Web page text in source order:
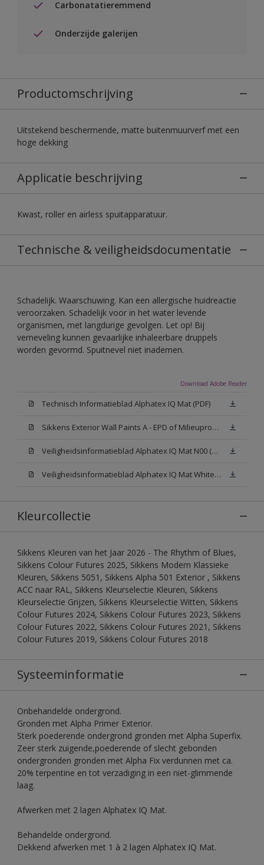
Carbonatatieremmend
Onderzijde galerijen
Productomschrijving
Uitstekend beschermende, matte buitenmuurverf met een
hoge dekking
Applicatie beschrijving
Kwast, roller en airless spuitapparatuur.
Technische & veiligheidsdocumentatie
Schadelijk. Waarschuwing. Kan een allergische huidreactie
veroorzaken. Schadelijk voor in het water levende
organismen, met langdurige gevolgen. Let op! Bij
verneveling kunnen gevaarlijke inhaleerbare druppels
worden gevormd. Spuitnevel niet inademen.
Download Adobe Reader
Technisch Informatieblad Alphatex IQ Mat (PDF)
Sikkens Exterior Wall Paints A - EPD of Milieuproductverklaring
Veiligheidsinformatieblad Alphatex IQ Mat N00 (MSDS)
Veiligheidsinformatieblad Alphatex IQ Mat White W05 (MSDS)
Kleurcollectie
Sikkens Kleuren van het Jaar 2026 - The Rhythm of Blues,
Sikkens Colour Futures 2025, Sikkens Modern Klassieke
Kleuren, Sikkens 5051, Sikkens Alpha 501 Exterior , Sikkens
ACC naar RAL, Sikkens Kleurselectie Kleuren, Sikkens
Kleurselectie Grijzen, Sikkens Kleurselectie Witten, Sikkens
Colour Futures 2024, Sikkens Colour Futures 2023, Sikkens
Colour Futures 2022, Sikkens Colour Futures 2021, Sikkens
Colour Futures 2019, Sikkens Colour Futures 2018
Systeeminformatie
Onbehandelde ondergrond.
Gronden met Alpha Primer Exterior.
Sterk poederende ondergrond gronden met Alpha Superfix.
Zeer sterk zuigende,poederende of slecht gebonden
ondergronden gronden met Alpha Fix verdunnen met ca.
20% terpentine en tot verzadiging in een niet-glimmende
laag.
Afwerken met 2 lagen Alphatex IQ Mat.
Behandelde ondergrond.
Dekkend afwerken met 1 à 2 lagen Alphatex IQ Mat.